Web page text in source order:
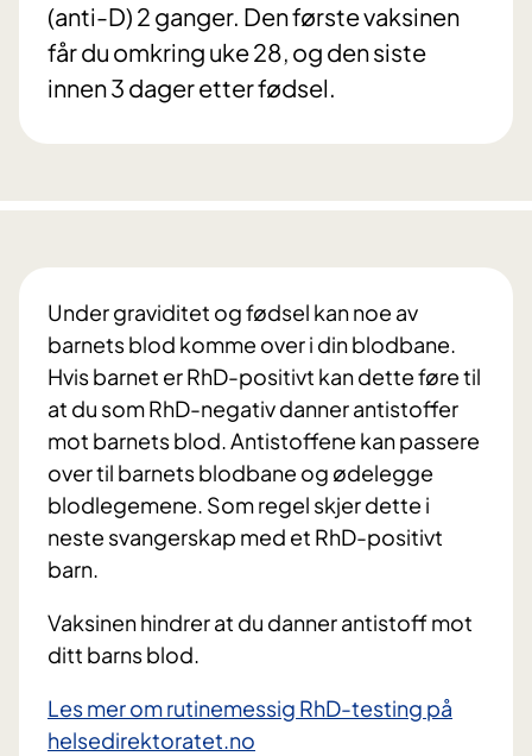
(anti-D) 2 ganger. Den første vaksinen
får du omkring uke 28, og den siste
innen 3 dager etter fødsel.
Under graviditet og fødsel kan noe av
barnets blod komme over i din blodbane.
Hvis barnet er RhD-positivt kan dette føre til
at du som RhD-negativ danner antistoffer
mot barnets blod. Antistoffene kan passere
over til barnets blodbane og ødelegge
blodlegemene. Som regel skjer dette i
neste svangerskap med et RhD-positivt
barn.
Vaksinen hindrer at du danner antistoff mot
ditt barns blod.
Les mer om rutinemessig RhD-testing på
helsedirektoratet.no